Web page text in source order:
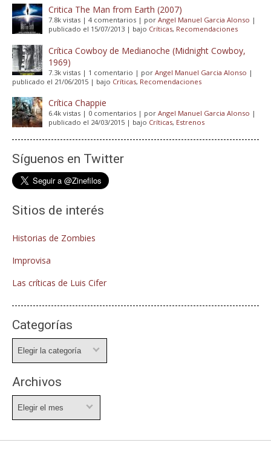
Critica The Man from Earth (2007)
7.8k vistas | 4 comentarios | por Angel Manuel Garcia Alonso |
publicado el 15/07/2013 | bajo Críticas, Recomendaciones
Crítica Cowboy de Medianoche (Midnight Cowboy,
1969)
7.3k vistas | 1 comentario | por Angel Manuel Garcia Alonso |
publicado el 21/06/2015 | bajo Críticas, Recomendaciones
Crítica Chappie
6.4k vistas | 0 comentarios | por Angel Manuel Garcia Alonso |
publicado el 24/03/2015 | bajo Críticas, Estrenos
Síguenos en Twitter
Sitios de interés
Historias de Zombies
Improvisa
Las críticas de Luis Cifer
Categorías
Archivos